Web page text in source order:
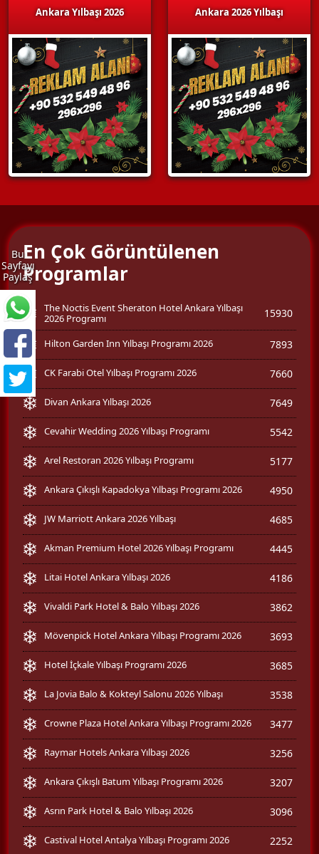
Ankara Yılbaşı 2026 Ankara 2026 Yılbaşı
Bu
Sayfayı
Paylaş
En Çok Görüntülenen
Programlar
The Noctis Event Sheraton Hotel Ankara Yılbaşı
2026 Programı
15930
Hilton Garden Inn Yılbaşı Programı 2026 7893
CK Farabi Otel Yılbaşı Programı 2026 7660
Divan Ankara Yılbaşı 2026 7649
Cevahir Wedding 2026 Yılbaşı Programı 5542
Arel Restoran 2026 Yılbaşı Programı 5177
Ankara Çıkışlı Kapadokya Yılbaşı Programı 2026 4950
JW Marriott Ankara 2026 Yılbaşı 4685
Akman Premium Hotel 2026 Yılbaşı Programı 4445
Litai Hotel Ankara Yılbaşı 2026 4186
Vivaldi Park Hotel & Balo Yılbaşı 2026 3862
Mövenpick Hotel Ankara Yılbaşı Programı 2026 3693
Hotel İçkale Yılbaşı Programı 2026 3685
La Jovia Balo & Kokteyl Salonu 2026 Yılbaşı 3538
Crowne Plaza Hotel Ankara Yılbaşı Programı 2026 3477
Raymar Hotels Ankara Yılbaşı 2026 3256
Ankara Çıkışlı Batum Yılbaşı Programı 2026 3207
Asrın Park Hotel & Balo Yılbaşı 2026 3096
Castival Hotel Antalya Yılbaşı Programı 2026 2252